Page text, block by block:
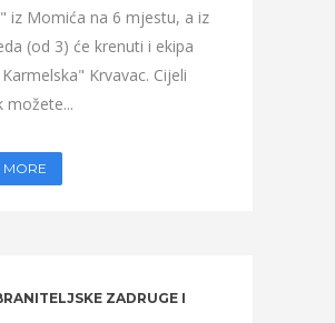
iz Momića na 6 mjestu, a iz
(od 3) će krenuti i ekipa
Krvavac. Cijeli
možete...
MORE
ZADRUGE I